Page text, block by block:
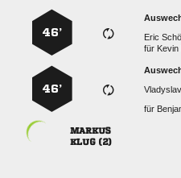

für 
46’
für
46’

 